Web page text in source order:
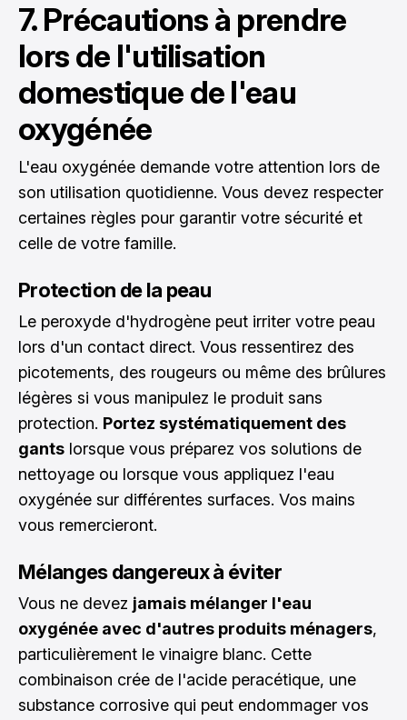
7. Précautions à prendre
lors de l'utilisation
domestique de l'eau
oxygénée
L'eau oxygénée demande votre attention lors de
son utilisation quotidienne. Vous devez respecter
certaines règles pour garantir votre sécurité et
celle de votre famille.
Protection de la peau
Le peroxyde d'hydrogène peut irriter votre peau
lors d'un contact direct. Vous ressentirez des
picotements, des rougeurs ou même des brûlures
légères si vous manipulez le produit sans
protection. Portez systématiquement des
gants lorsque vous préparez vos solutions de
nettoyage ou lorsque vous appliquez l'eau
oxygénée sur différentes surfaces. Vos mains
vous remercieront.
Mélanges dangereux à éviter
Vous ne devez jamais mélanger l'eau
oxygénée avec d'autres produits ménagers,
particulièrement le vinaigre blanc. Cette
combinaison crée de l'acide peracétique, une
substance corrosive qui peut endommager vos